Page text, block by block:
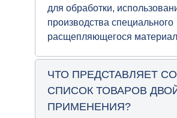
для обработки,
производства специального
расщепляющегося
ЧТО ПРЕДСТАВЛЯЕТ
СПИСОК ТОВАРОВ
ПРИМЕНЕНИЯ?